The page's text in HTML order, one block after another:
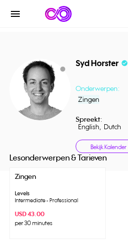
menu
Syd Horster check_circle
Onderwerpen:
Zingen
Spreekt:
English,
Dutch
Bekijk Kalender
Lesonderwerpen & Tarieven
Zingen
Levels
Intermediate - Professional
USD 43.00
per 30 minutes